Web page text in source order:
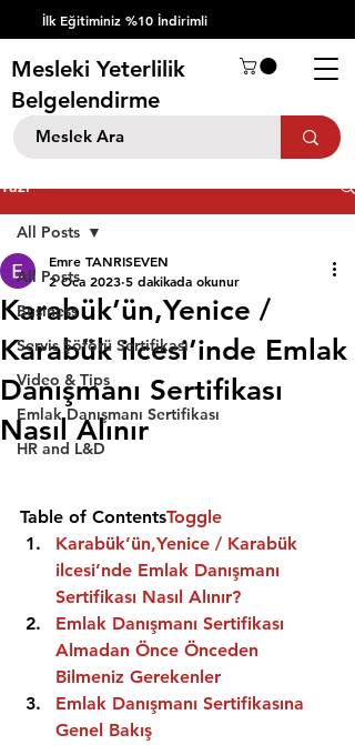
İlk Eğitiminiz %10 İndirimli
Mesleki Yeterlilik
Belgelendirme
Yazı
All Posts
Business
Servis Şöförü Sertifikası
Video & Tips
Emlak Danışmanı Sertifikası
HR and L&D
All Posts
Karabük’ün,Yenice /
Karabük ilcesi’inde Emlak
Danışmanı Sertifikası
Nasıl Alınır
Emre TANRISEVEN
2 Oca 2023 5 dakikada okunur
Table of ContentsToggle
Karabük’ün,Yenice / Karabük
ilcesi’nde Emlak Danışmanı
Sertifikası Nasıl Alınır?
Emlak Danışmanı Sertifikası
Almadan Önce Önceden
Bilmeniz Gerekenler
Emlak Danışmanı Sertifikasına
Genel Bakış